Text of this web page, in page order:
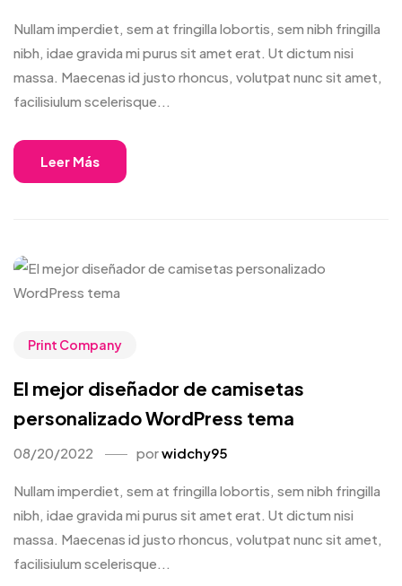
Nullam imperdiet, sem at fringilla lobortis, sem nibh fringilla
nibh, idae gravida mi purus sit amet erat. Ut dictum nisi
massa. Maecenas id justo rhoncus, volutpat nunc sit amet,
facilisiulum scelerisque...
Leer Más
Print Company
El mejor diseñador de camisetas
personalizado WordPress tema
08/20/2022 porwidchy95
Nullam imperdiet, sem at fringilla lobortis, sem nibh fringilla
nibh, idae gravida mi purus sit amet erat. Ut dictum nisi
massa. Maecenas id justo rhoncus, volutpat nunc sit amet,
facilisiulum scelerisque...